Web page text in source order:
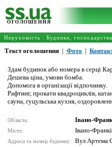
ОГОЛОШЕННЯ
Нерухомість : Будинки, господарства
Текст оголошення | Фото |
Здам будинок або номера в серці
Дешева ціна, умови бомба.
Допомога в організації відпочинку.
Рафтинг, прокати квадроциклів,
сауна, гуцульська кухня,
Область: Івано-
Місто: Івано-
Адреса та номер будинку: Вул Артема